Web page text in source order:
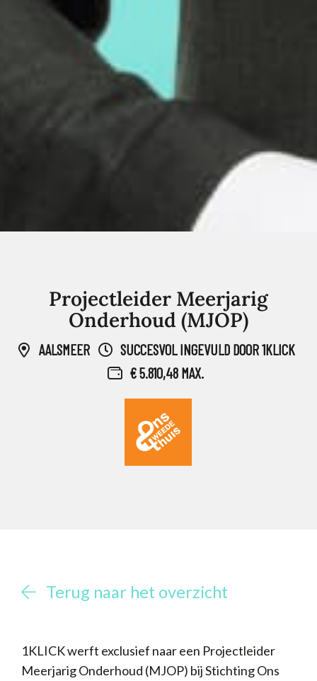
Projectleider Meerjarig
Onderhoud (MJOP)
AALSMEER
SUCCESVOL INGEVULD DOOR 1KLICK
€ 5.810,48 MAX.
Terug naar het overzicht
1KLICK werft exclusief naar een Projectleider
Meerjarig Onderhoud (MJOP) bij Stichting Ons